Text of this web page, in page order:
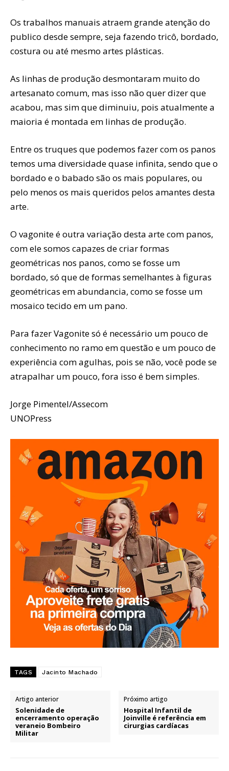
Os trabalhos manuais atraem grande atenção do
publico desde sempre, seja fazendo tricô, bordado,
costura ou até mesmo artes plásticas.
As linhas de produção desmontaram muito do
artesanato comum, mas isso não quer dizer que
acabou, mas sim que diminuiu, pois atualmente a
maioria é montada em linhas de produção.
Entre os truques que podemos fazer com os panos
temos uma diversidade quase infinita, sendo que o
bordado e o babado são os mais populares, ou
pelo menos os mais queridos pelos amantes desta
arte.
O vagonite é outra variação desta arte com panos,
com ele somos capazes de criar formas
geométricas nos panos, como se fosse um
bordado, só que de formas semelhantes à figuras
geométricas em abundancia, como se fosse um
mosaico tecido em um pano.
Para fazer Vagonite só é necessário um pouco de
conhecimento no ramo em questão e um pouco de
experiência com agulhas, pois se não, você pode se
atrapalhar um pouco, fora isso é bem simples.
Jorge Pimentel/Assecom
UNOPress
TAGS Jacinto Machado
Artigo anterior
Solenidade de
encerramento operação
veraneio Bombeiro
Militar
Próximo artigo
Hospital Infantil de
Joinville é referência em
cirurgias cardíacas